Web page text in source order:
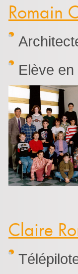
Romain
Elève
Claire